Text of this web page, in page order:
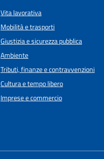
Vita lavorativa
Mobilità e trasporti
Giustizia e sicurezza pubblica
Ambiente
Tributi, finanze e contravvenzioni
Cultura e tempo libero
Imprese e commercio